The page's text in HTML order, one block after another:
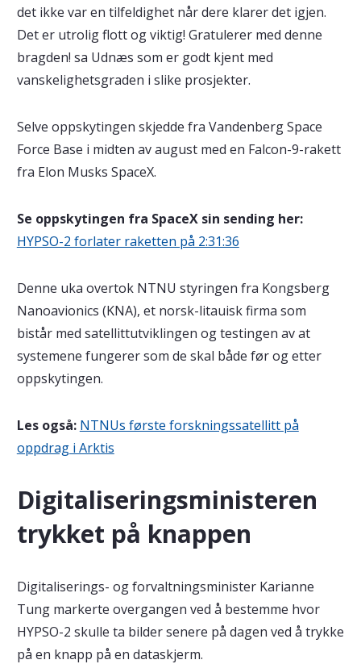
det ikke var en tilfeldighet når dere klarer det igjen.
Det er utrolig flott og viktig! Gratulerer med denne
bragden! sa Udnæs som er godt kjent med
vanskelighetsgraden i slike prosjekter.
Selve oppskytingen skjedde fra Vandenberg Space
Force Base i midten av august med en Falcon-9-rakett
fra Elon Musks SpaceX.
Se oppskytingen fra SpaceX sin sending her:
HYPSO-2 forlater raketten på 2:31:36
Denne uka overtok NTNU styringen fra Kongsberg
Nanoavionics (KNA), et norsk-litauisk firma som
bistår med satellittutviklingen og testingen av at
systemene fungerer som de skal både før og etter
oppskytingen.
Les også: NTNUs første forskningssatellitt på
oppdrag i Arktis
Digitaliseringsministeren
trykket på knappen
Digitaliserings- og forvaltningsminister Karianne
Tung markerte overgangen ved å bestemme hvor
HYPSO-2 skulle ta bilder senere på dagen ved å trykke
på en knapp på en dataskjerm.